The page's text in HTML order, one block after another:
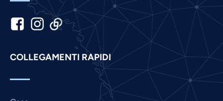
COLLEGAMENTI RAPIDI
French
German
Indonesian
Japanese